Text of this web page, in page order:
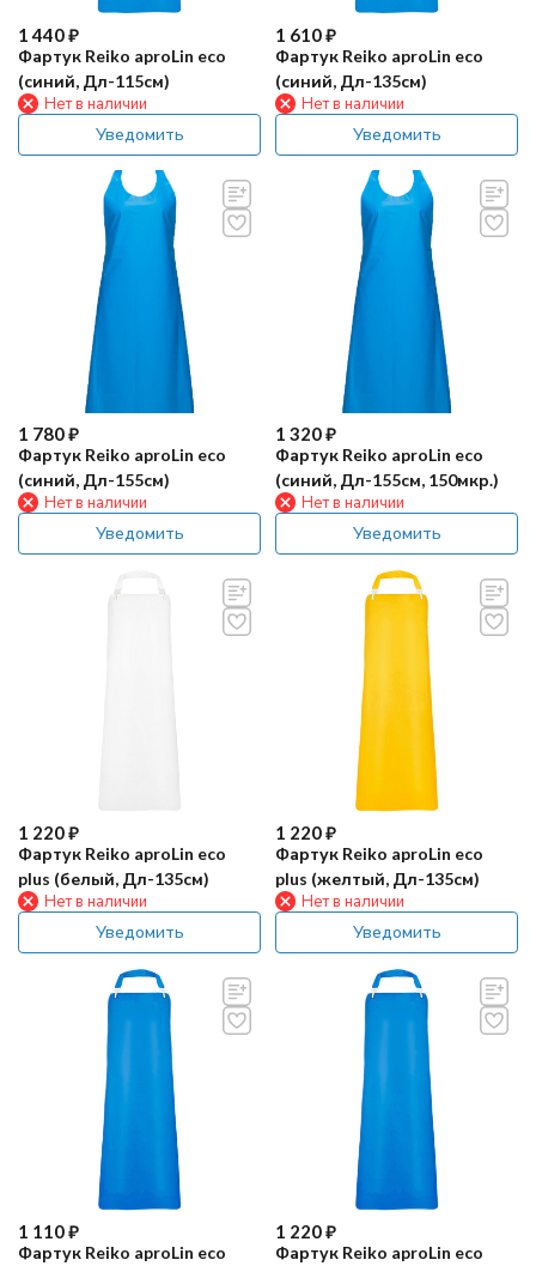
1 440₽
Фартук Reiko aproLin eco
(синий, Дл-115см)
Нет в наличии
Уведомить
1 610₽
Фартук Reiko aproLin eco
(синий, Дл-135см)
Нет в наличии
Уведомить
1 780₽
Фартук Reiko aproLin eco
(синий, Дл-155см)
Нет в наличии
Уведомить
1 320₽
Фартук Reiko aproLin eco
(синий, Дл-155см, 150мкр.)
Нет в наличии
Уведомить
1 220₽
Фартук Reiko aproLin eco
plus (белый, Дл-135см)
Нет в наличии
Уведомить
1 220₽
Фартук Reiko aproLin eco
plus (желтый, Дл-135см)
Нет в наличии
Уведомить
1 110₽
Фартук Reiko aproLin eco
1 220₽
Фартук Reiko aproLin eco